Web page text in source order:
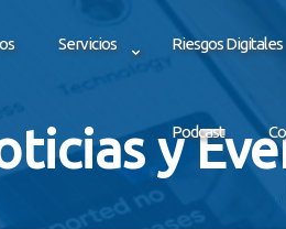
Servicios Riesgos Digitales
Podcast
y